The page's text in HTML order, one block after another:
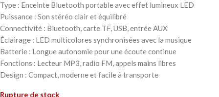
Type : Enceinte Bluetooth portable avec effet lumineux LED
Puissance : Son stéréo clair et équilibré
Connectivité : Bluetooth, carte TF, USB, entrée AUX
Éclairage : LED multicolores synchronisées avec la musique
Batterie : Longue autonomie pour une écoute continue
Fonctions : Lecteur MP3, radio FM, appels mains libres
Design : Compact, moderne et facile à transporte
Rupture de stock